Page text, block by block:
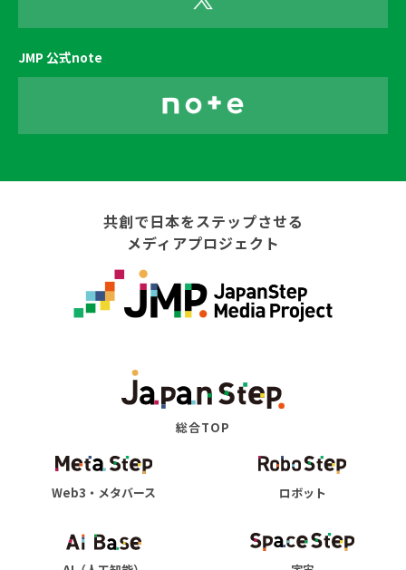
JMP 公式note
共創で日本をステップさせる
メディアプロジェクト
総合TOP
Web3・メタバース ロボット